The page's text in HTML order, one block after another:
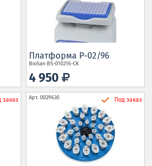
Платформа P-02/96
BioSan BS-010216-CK
4 950
заказ Арт. 0029630 Под заказ